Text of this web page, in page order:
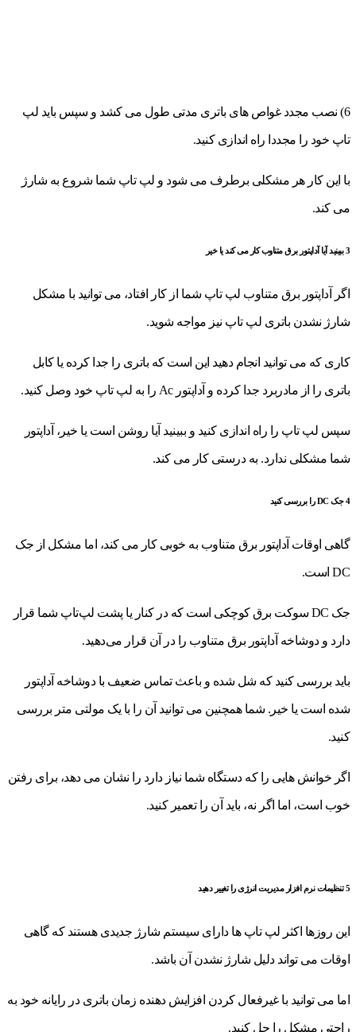
6) نصب مجدد غواص های باتری مدتی طول می کشد و سپس باید لپ
تاپ خود را مجددا راه اندازی کنید.
با این کار هر مشکلی برطرف می شود و لپ تاپ شما شروع به شارژ
می کند.
3 ببینید آیا آداپتور برق متناوب کار می کند یا خیر
اگر آداپتور برق متناوب لپ تاپ شما از کار افتاد، می توانید با مشکل
شارژ نشدن باتری لپ تاپ نیز مواجه شوید.
کاری که می توانید انجام دهید این است که باتری را جدا کرده یا کابل
باتری را از مادربرد جدا کرده و آداپتور Ac را به لپ تاپ خود وصل کنید.
سپس لپ تاپ را راه اندازی کنید و ببینید آیا روشن است یا خیر، آداپتور
شما مشکلی ندارد. به درستی کار می کند.
4 جک DC را بررسی کنید
گاهی اوقات آداپتور برق متناوب به خوبی کار می کند، اما مشکل از جک
DC است.
جک DC سوکت برق کوچکی است که در کنار یا پشت لپ‌تاپ شما قرار
دارد و دوشاخه آداپتور برق متناوب را در آن قرار می‌دهید.
باید بررسی کنید که شل شده و باعث تماس ضعیف با دوشاخه آداپتور
شده است یا خیر. شما همچنین می توانید آن را با یک مولتی متر بررسی
کنید.
اگر خوانش هایی را که دستگاه شما نیاز دارد را نشان می دهد، برای رفتن
خوب است، اما اگر نه، باید آن را تعمیر کنید.
5 تنظیمات نرم افزار مدیریت انرژی را تغییر دهید
این روزها اکثر لپ تاپ ها دارای سیستم شارژ جدیدی هستند که گاهی
اوقات می تواند دلیل شارژ نشدن آن باشد.
اما می توانید با غیرفعال کردن افزایش دهنده زمان باتری در رایانه خود به
راحتی مشکل را حل کنید.